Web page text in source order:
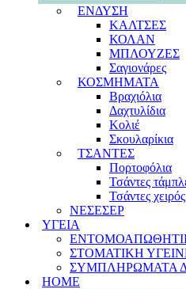
ΕΝΔΥΣΗ
ΚΑΛΤΣΕΣ
ΚΟΛΑΝ
ΜΠΛΟΥΖΕΣ
Σαγιονάρες
ΚΟΣΜΗΜΑΤΑ
Βραχιόλια
Δαχτυλίδια
Κολιέ
Σκουλαρίκια
ΤΣΑΝΤΕΣ
Πορτοφόλια
Τσάντες
Τσάντες χειρός
ΝΕΣΕΣΕΡ
ΥΓΕΙΑ
ΣΤΟΜΑΤΙΚΗ
ΣΥΜΠΛΗΡΩΜΑΤΑ
HOME